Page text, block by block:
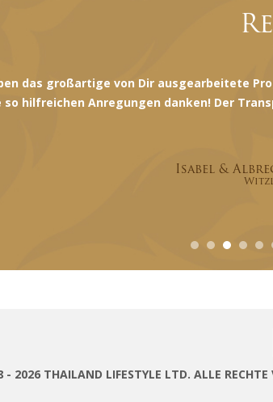
nun seit ein paar Tagen wieder zurück aus
der 'Manohra Dschunke' sehr genießen.
Frank
- 2026 THAILAND LIFESTYLE LTD. ALLE